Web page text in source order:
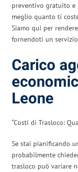
preventivo gratuito e
meglio quanto ti
Siamo qui per
fornendoti un
Carico
Leone
“Costi di Trasloco:
Se stai pianificando
probabilmente
trasloco può variare